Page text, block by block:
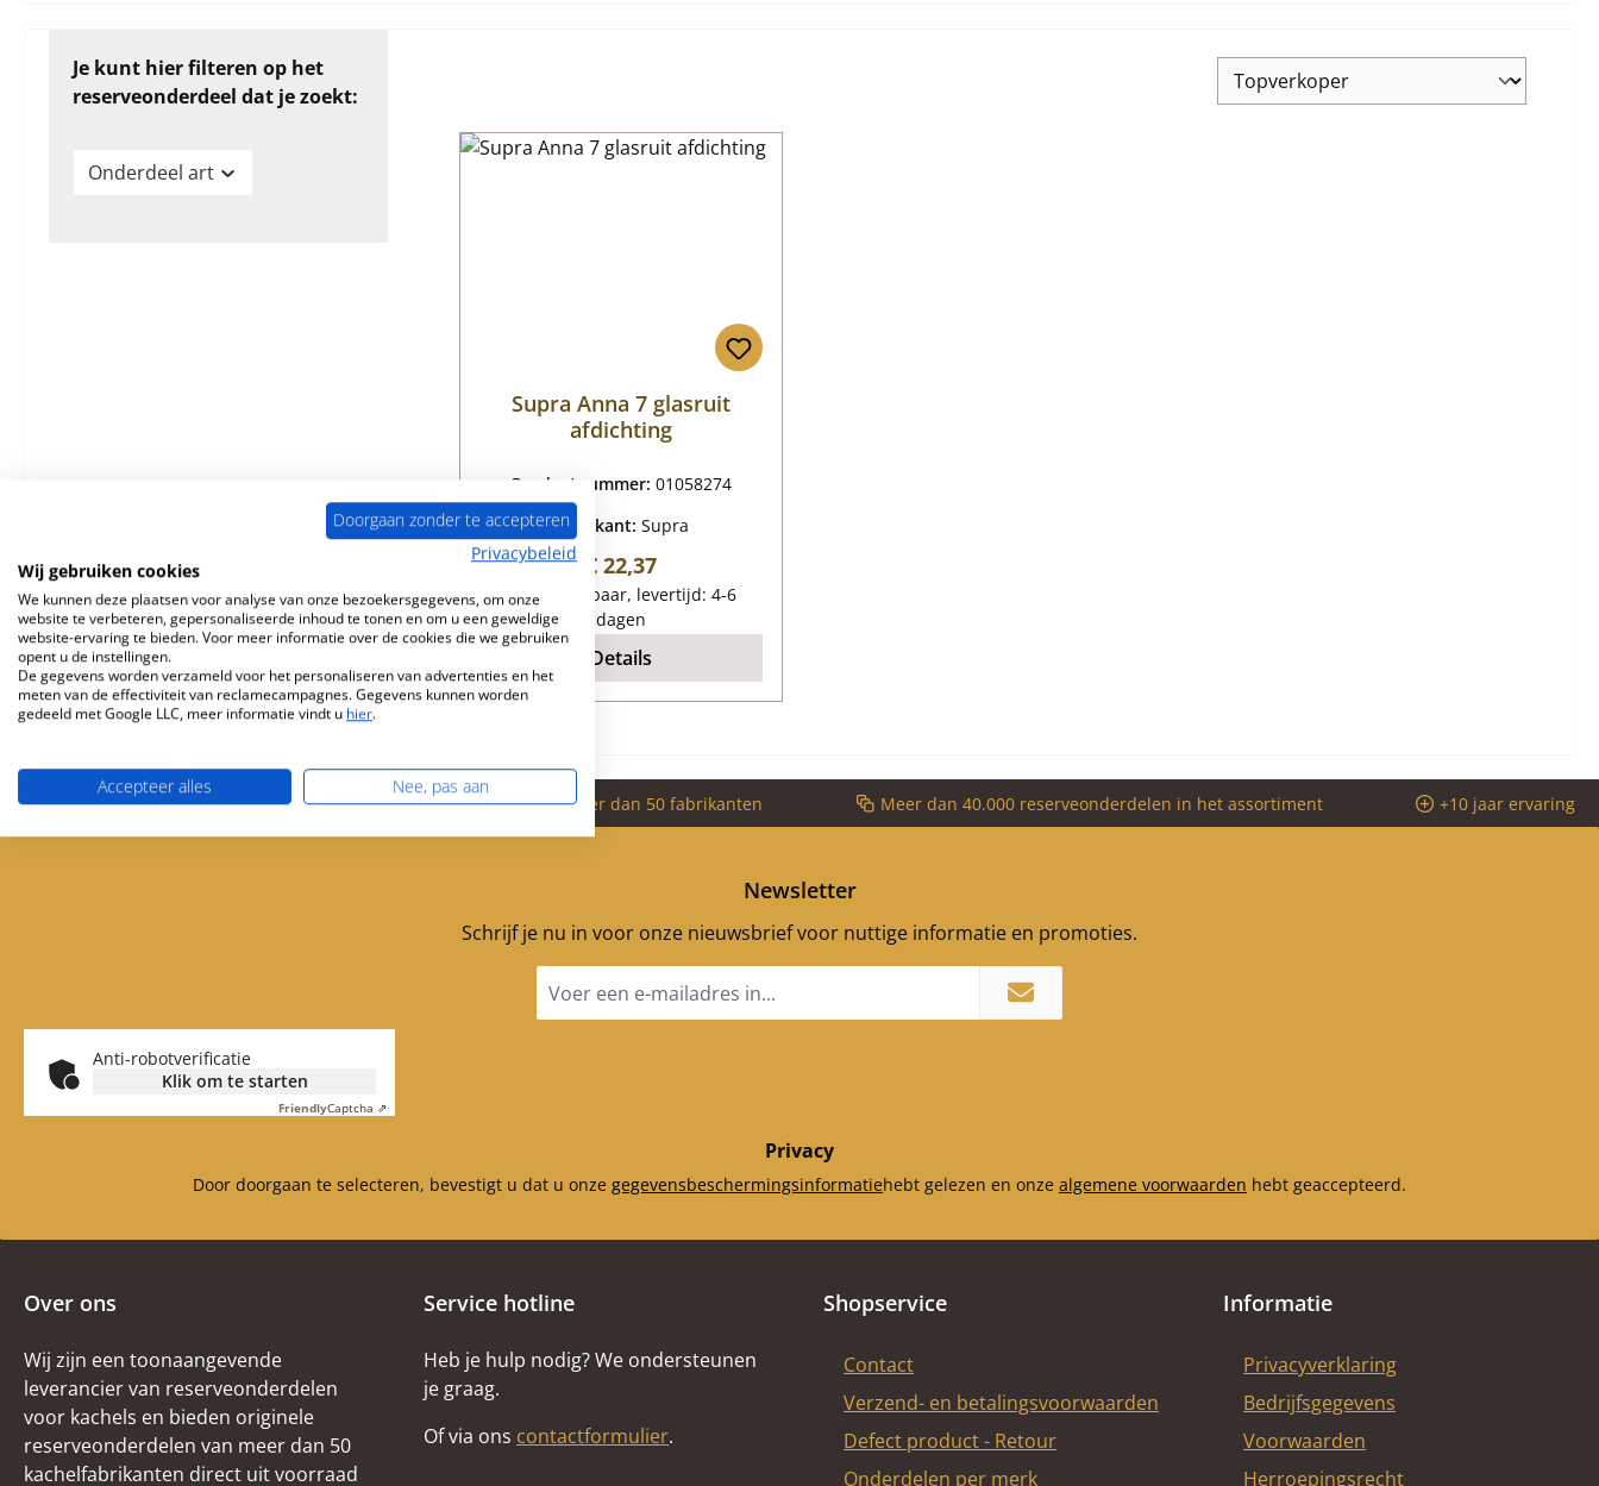
Je kunt hier filteren op het
reserveonderdeel dat je zoekt:
Onderdeel art
Supra Anna 7 glasruit
afdichting
Productnummer: 01058274
Fabrikant: Supra
Normale prijs:
€ 22,37
Beschikbaar, levertijd: 4-6
dagen
Details
Gratis verzending vanaf 449 € Servicepartner voor meer dan 50 fabrikanten Meer dan 40.000 reserveonderdelen in het assortiment +10 jaar ervaring
Newsletter
Schrijf je nu in voor onze nieuwsbrief voor nuttige informatie en promoties.
mailadres
Anti-robotverificatie
Klik om te starten
FriendlyCaptcha ⇗
Privacy
Door doorgaan te selecteren, bevestigt u dat u onze gegevensbeschermingsinformatiehebt gelezen en onze algemene voorwaarden hebt geaccepteerd.
Over ons
Wij zijn een toonaangevende
leverancier van reserveonderdelen
voor kachels en bieden originele
reserveonderdelen van meer dan 50
kachelfabrikanten direct uit voorraad
Service hotline
Heb je hulp nodig? We ondersteunen
je graag.
Of via ons contactformulier.
Shopservice
Contact
Verzend- en betalingsvoorwaarden
Defect product - Retour
Onderdelen per merk
Informatie
Privacyverklaring
Bedrijfsgegevens
Voorwaarden
Herroepingsrecht
Doorgaan zonder te accepteren
Privacybeleid
Wij gebruiken cookies
We kunnen deze plaatsen voor analyse van onze bezoekersgegevens, om onze
website te verbeteren, gepersonaliseerde inhoud te tonen en om u een geweldige
website-ervaring te bieden. Voor meer informatie over de cookies die we gebruiken
opent u de instellingen.
De gegevens worden verzameld voor het personaliseren van advertenties en het
meten van de effectiviteit van reclamecampagnes. Gegevens kunnen worden
gedeeld met Google LLC, meer informatie vindt u hier.
Accepteer alles Nee, pas aan